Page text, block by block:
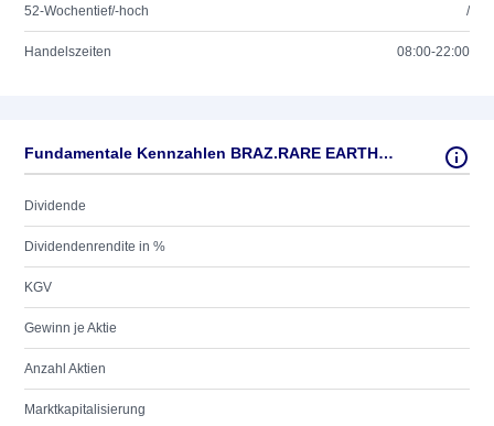
52-Wochentief/-hoch /
Handelszeiten 08:00-22:00
Fundamentale Kennzahlen BRAZ.RARE EARTHS LTD.O.N.
Dividende
Dividendenrendite in %
KGV
Gewinn je Aktie
Anzahl Aktien
Marktkapitalisierung